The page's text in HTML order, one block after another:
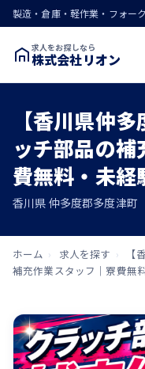
求人をお探しなら
株式会社リオン
【香川県仲
ッチ部品の
費無料・未経
香川県 仲多度郡多度津町
ホーム › 求人を探す ›
【
補充作業スタッフ｜寮費無